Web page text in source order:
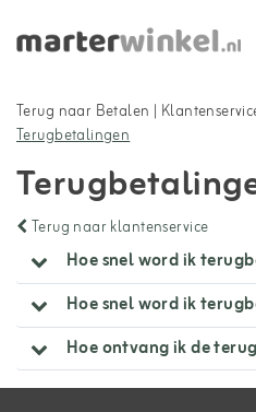
Terug naar Betalen |
Terugbetalingen
Terug naar klantenservice
Hoe snel word ik
Hoe snel word ik
Hoe ontvang ik de